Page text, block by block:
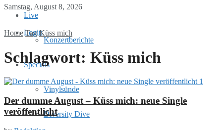
Samstag, August 8, 2026
Login
Live
Konzertberichte
Specials
Vinylsünde
Diversity Dive
Home Tag Küss mich
Schlagwort: Küss mich
Der dumme August – Küss mich: neue Single
veröffentlicht